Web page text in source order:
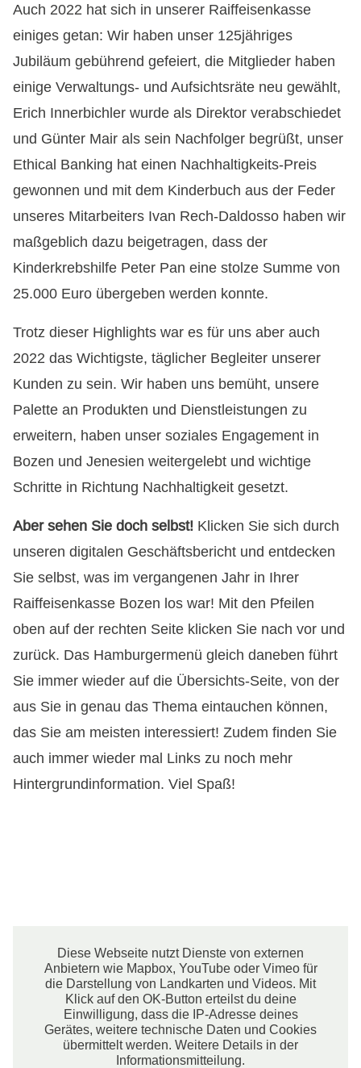
Auch 2022 hat sich in unserer Raiffeisenkasse
einiges getan: Wir haben unser 125jähriges
Jubiläum gebührend gefeiert, die Mitglieder haben
einige Verwaltungs- und Aufsichtsräte neu gewählt,
Erich Innerbichler wurde als Direktor verabschiedet
und Günter Mair als sein Nachfolger begrüßt, unser
Ethical Banking hat einen Nachhaltigkeits-Preis
gewonnen und mit dem Kinderbuch aus der Feder
unseres Mitarbeiters Ivan Rech-Daldosso haben wir
maßgeblich dazu beigetragen, dass der
Kinderkrebshilfe Peter Pan eine stolze Summe von
25.000 Euro übergeben werden konnte.
Trotz dieser Highlights war es für uns aber auch
2022 das Wichtigste, täglicher Begleiter unserer
Kunden zu sein. Wir haben uns bemüht, unsere
Palette an Produkten und Dienstleistungen zu
erweitern, haben unser soziales Engagement in
Bozen und Jenesien weitergelebt und wichtige
Schritte in Richtung Nachhaltigkeit gesetzt.
Aber sehen Sie doch selbst! Klicken Sie sich durch
unseren digitalen Geschäftsbericht und entdecken
Sie selbst, was im vergangenen Jahr in Ihrer
Raiffeisenkasse Bozen los war! Mit den Pfeilen
oben auf der rechten Seite klicken Sie nach vor und
zurück. Das Hamburgermenü gleich daneben führt
Sie immer wieder auf die Übersichts-Seite, von der
aus Sie in genau das Thema eintauchen können,
das Sie am meisten interessiert! Zudem finden Sie
auch immer wieder mal Links zu noch mehr
Hintergrundinformation. Viel Spaß!
Diese Webseite nutzt Dienste von externen
Anbietern wie Mapbox, YouTube oder Vimeo für
die Darstellung von Landkarten und Videos. Mit
Klick auf den OK-Button erteilst du deine
Einwilligung, dass die IP-Adresse deines
Gerätes, weitere technische Daten und Cookies
übermittelt werden. Weitere Details in der
Informationsmitteilung.